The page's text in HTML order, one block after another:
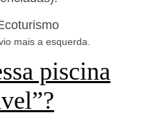
mais a esquerda.
piscina